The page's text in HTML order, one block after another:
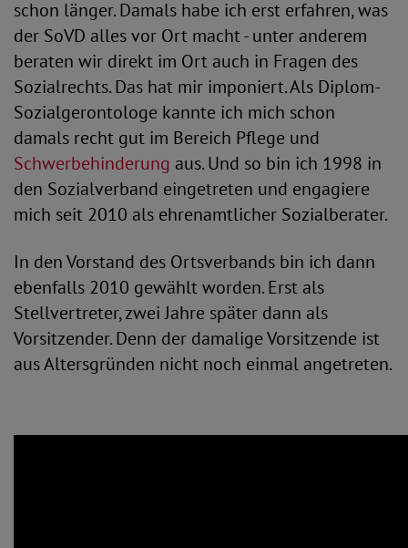
schon länger. Damals habe ich erst erfahren, was
der SoVD alles vor Ort macht - unter anderem
beraten wir direkt im Ort auch in Fragen des
Sozialrechts. Das hat mir imponiert. Als Diplom-
Sozialgerontologe kannte ich mich schon
damals recht gut im Bereich Pflege und
Schwerbehinderung aus. Und so bin ich 1998 in
den Sozialverband eingetreten und engagiere
mich seit 2010 als ehrenamtlicher Sozialberater.
In den Vorstand des Ortsverbands bin ich dann
ebenfalls 2010 gewählt worden. Erst als
Stellvertreter, zwei Jahre später dann als
Vorsitzender. Denn der damalige Vorsitzende ist
aus Altersgründen nicht noch einmal angetreten.